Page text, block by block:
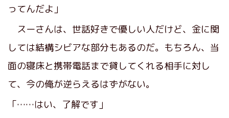
ってんだよ」
スーさんは、世話好きで優しい人だけど、金に関
しては結構シビアな部分もあるのだ。もちろん、当
面の寝床と携帯電話まで貸してくれる相手に対し
て、今の俺が逆らえるはずがない。
「……はい、了解です」